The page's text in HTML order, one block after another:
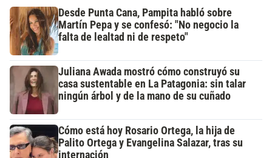
Desde Punta Cana, Pampita habló sobre
Martín Pepa y se confesó: "No negocio la
falta de lealtad ni de respeto"
Juliana Awada mostró cómo construyó su
casa sustentable en La Patagonia: sin talar
ningún árbol y de la mano de su cuñado
Cómo está hoy Rosario Ortega, la hija de
Palito Ortega y Evangelina Salazar, tras su
internación